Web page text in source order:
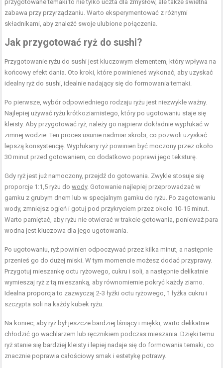
przygotowane temaki to nie tylko uczta dla zmysłów, ale także świetna
zabawa przy przyrządzaniu. Warto eksperymentować z różnymi
składnikami, aby znaleźć swoje ulubione połączenia.
Jak przygotować ryż do sushi?
Przygotowanie ryżu do sushi jest kluczowym elementem, który wpływa na
końcowy efekt dania. Oto kroki, które powinieneś wykonać, aby uzyskać
idealny ryż do sushi, idealnie nadający się do formowania temaki.
Po pierwsze, wybór odpowiedniego rodzaju ryżu jest niezwykle ważny.
Najlepiej używać ryżu krótkoziarnistego, który po ugotowaniu staje się
kleisty. Aby przygotować ryż, należy go najpierw dokładnie wypłukać w
zimnej wodzie. Ten proces usunie nadmiar skrobi, co pozwoli uzyskać
lepszą konsystencję. Wypłukany ryż powinien być moczony przez około
30 minut przed gotowaniem, co dodatkowo poprawi jego teksturę.
Gdy ryż jest już namoczony, przejdź do gotowania. Zwykle stosuje się
proporcje 1:1,5 ryżu dowody. Gotowanie najlepiej przeprowadzać w
garnku z grubym dnem lub w specjalnym garnku do ryżu. Po zagotowaniu
wody, zmniejsz ogień i gotuj pod przykryciem przez około 10-15 minut.
Warto pamiętać, aby ryżu nie otwierać w trakcie gotowania, ponieważ para
wodna jest kluczowa dla jego ugotowania.
Po ugotowaniu, ryż powinien odpoczywać przez kilka minut, a następnie
przenieś go do dużej miski. W tym momencie możesz dodać przyprawy.
Przygotuj mieszankę octu ryżowego, cukru i soli, a następnie delikatnie
wymieszaj ryż z tą mieszanką, aby równomiernie pokryć każdy ziarno.
Idealna proporcja to zazwyczaj 2-3 łyżki octu ryżowego, 1 łyżka cukru i
szczypta soli na każdy kubek ryżu.
Na koniec, aby ryż był jeszcze bardziej lśniący i miękki, warto delikatnie
chłodzić go wachlarzem lub ręcznikiem podczas mieszania. Dzięki temu
ryż stanie się bardziej kleisty i lepiej nadaje się do formowania temaki, co
znacznie poprawia całościowy smak i estetykę potrawy.